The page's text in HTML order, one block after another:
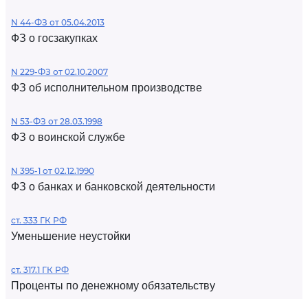
N 44-ФЗ от 05.04.2013
ФЗ о госзакупках
N 229-ФЗ от 02.10.2007
ФЗ об исполнительном производстве
N 53-ФЗ от 28.03.1998
ФЗ о воинской службе
N 395-1 от 02.12.1990
ФЗ о банках и банковской деятельности
ст. 333 ГК РФ
Уменьшение неустойки
ст. 317.1 ГК РФ
Проценты по денежному обязательству